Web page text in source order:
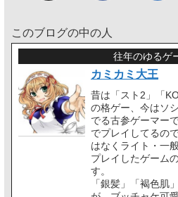
このブログの中の人
往年のゆるゲ
カミカミ大王
昔は「スト2」「
の格ゲー、今はソ
でる古参ゲーマー
でプレイしてるの
はなくライト・一
プレイしたゲーム
す。
「銀髪」「褐色肌